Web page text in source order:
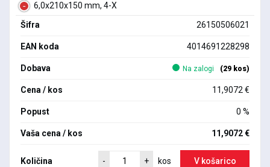
6,0x210x150 mm, 4-X
Šifra
26150506021
EAN koda 4014691228298
Dobava Na zalogi (29 kos)
Cena / kos 11,9072 €
Popust 0 %
Vaša cena / kos 11,9072 €
Količina - + kos V košarico